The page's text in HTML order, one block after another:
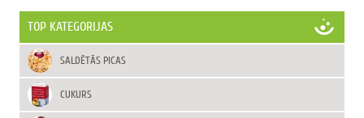
TOP KATEGORIJAS
SALDĒTĀS PICAS
CUKURS